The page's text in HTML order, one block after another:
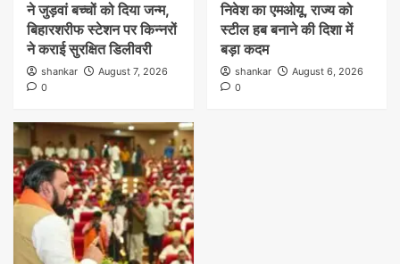
ने जुड़वां बच्चों को दिया जन्म,
बिहारशरीफ स्टेशन पर किन्नरों
ने कराई सुरक्षित डिलीवरी
shankar
August 7, 2026
0
निवेश का एमओयू, राज्य को
स्टील हब बनाने की दिशा में
बड़ा कदम
shankar
August 6, 2026
0